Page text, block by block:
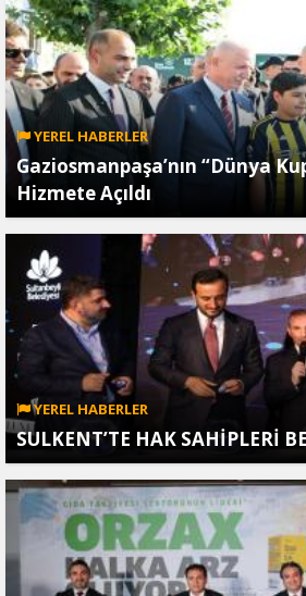
YEREL HABERLER
Gaziosmanpaşa’nın “Dünya
Hizmete Açıldı
YEREL HABERLER
SULKENT’TE HAK SAHİPLERİ